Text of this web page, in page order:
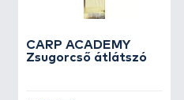
CARP ACADEMY
Zsugorcső átlátszó